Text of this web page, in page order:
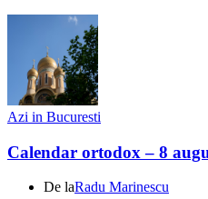
Azi in Bucuresti
Calendar ortodox – 8
De laRadu Marinescu